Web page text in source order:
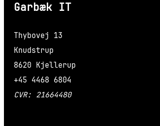
Garbæk IT
Thybovej 13
Knudstrup
8620 Kjellerup
+45 4468 6804
CVR: 21664480